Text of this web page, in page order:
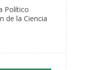
Político
de la Ciencia